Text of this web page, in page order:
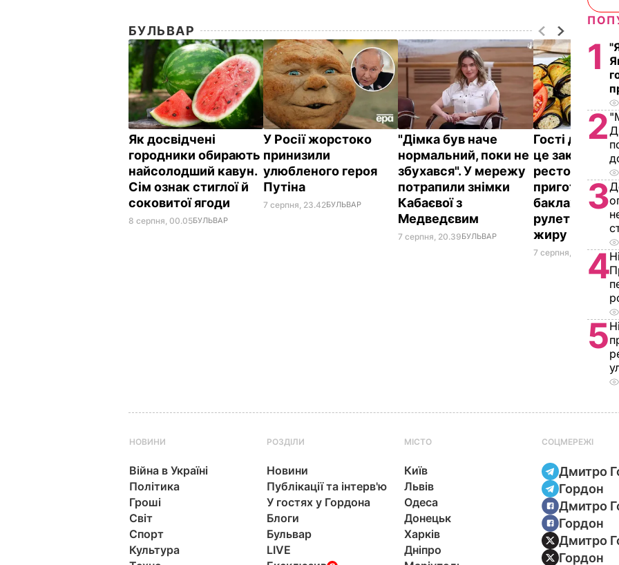
БУЛЬВАР
Як досвідчені
городники обирають
найсолодший кавун.
Сім ознак стиглої й
соковитої ягоди
8 серпня, 00.05БУЛЬВАР
У Росії жорстоко
принизили
улюбленого героя
Путіна
7 серпня, 23.42БУЛЬВАР
"Дімка був наче
нормальний, поки не
збухався". У мережу
потрапили знімки
Кабаєвої з
Медведєвим
7 серпня, 20.39БУЛЬВАР
Гості
це закуска з
ресторану.
приготувати
баклажанні
рулетики без
жиру
7 серпня, 20.16
1
2
3
4
5
НОВИНИ
Війна в Україні
Політика
Гроші
Світ
Спорт
Культура
РОЗДІЛИ
Новини
Публікації та інтерв'ю
У гостях у Гордона
Блоги
Бульвар
LIVE
МІСТО
Київ
Львів
Одеса
Донецьк
Харків
Дніпро
СОЦМЕРЕЖІ
Дмитро
Гордон
Дмитро
Гордон
Дмитро
Гордон